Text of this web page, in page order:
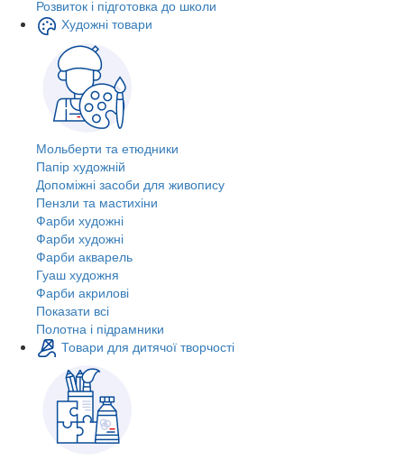
Розвиток і підготовка до школи
Художні товари
Мольберти та етюдники
Папір художній
Допоміжні засоби для живопису
Пензли та мастихіни
Фарби художні
Фарби художні
Фарби акварель
Гуаш художня
Фарби акрилові
Показати всі
Полотна і підрамники
Товари для дитячої творчості